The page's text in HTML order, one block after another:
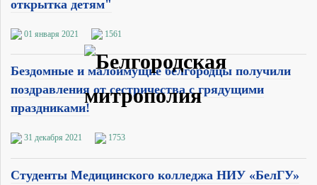
открытка детям"
01 января 2021 1561
Бездомные и малоимущие белгородцы получили
поздравления от сестричества с грядущими
праздниками!
31 декабря 2021 1753
Студенты Медицинского колледжа НИУ «БелГУ»